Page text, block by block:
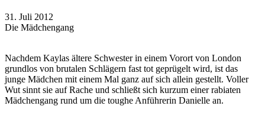
31. Juli 2012
Die Mädchengang
Nachdem Kaylas ältere Schwester in einem Vorort von London
grundlos von brutalen Schlägern fast tot geprügelt wird, ist das
junge Mädchen mit einem Mal ganz auf sich allein gestellt. Voller
Wut sinnt sie auf Rache und schließt sich kurzum einer rabiaten
Mädchengang rund um die toughe Anführerin Danielle an.